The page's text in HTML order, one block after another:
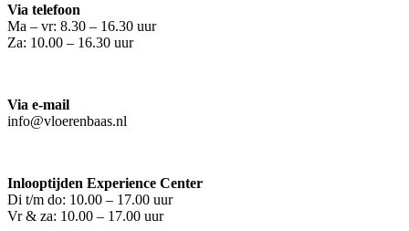
Via telefoon
Ma – vr: 8.30 – 16.30 uur
Za: 10.00 – 16.30 uur
Via e-mail
info@vloerenbaas.nl
Inlooptijden Experience Center
Di t/m do: 10.00 – 17.00 uur
Vr & za: 10.00 – 17.00 uur